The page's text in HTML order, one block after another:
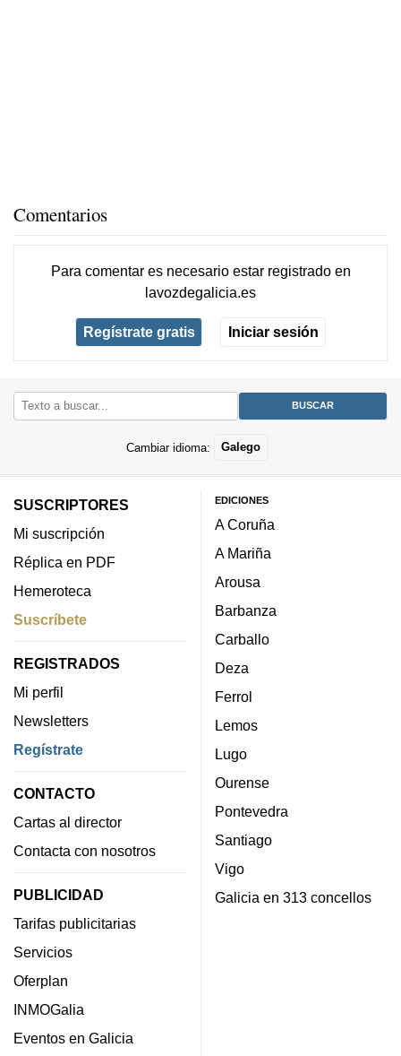
Comentarios
Para comentar es necesario estar registradoen
lavozdegalicia.es
Regístrate gratis Iniciar sesión
Cambiar idioma: Galego
SUSCRIPTORES
Mi suscripción
Réplica en PDF
Hemeroteca
Suscríbete
REGISTRADOS
Mi perfil
Newsletters
Regístrate
CONTACTO
Cartas al director
Contacta con nosotros
PUBLICIDAD
Tarifas publicitarias
Servicios
Oferplan
INMOGalia
Eventos en Galicia
EDICIONES
A Coruña
A Mariña
Arousa
Barbanza
Carballo
Deza
Ferrol
Lemos
Lugo
Ourense
Pontevedra
Santiago
Vigo
Galicia en 313 concellos